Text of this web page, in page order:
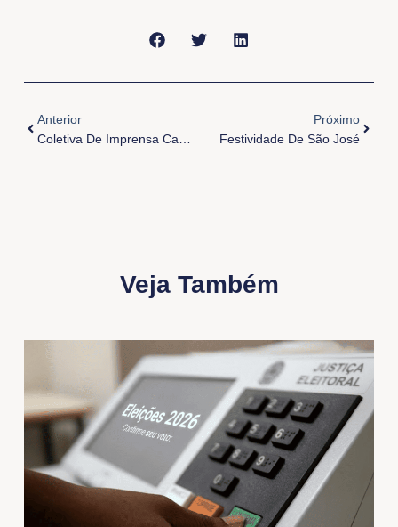
Anterior
Próximo
Festividade De São José
Veja Também